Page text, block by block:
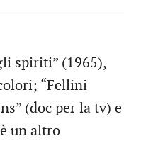
spiriti” (1965),
“Fellini
(doc per la tv) e
un altro